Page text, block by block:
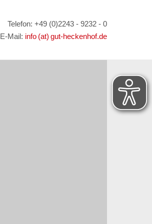
Telefon: +49 (0)2243 - 9232 - 0
E-Mail: info (at) gut-heckenhof.de